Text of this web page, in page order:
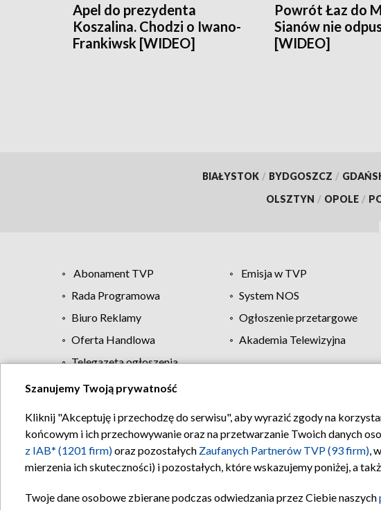
Apel do prezydenta
Koszalina. Chodzi o Iwano-
Frankiwsk [WIDEO]
Powrót Łaz do
Sianów nie
[WIDEO]
BIAŁYSTOK / BYDGOSZCZ /
OLSZTYN / OPOLE /
Abonament TVP Emisja w TVP
Rada Programowa
System NOS
Biuro Reklamy
Ogłoszenie przetargowe
Oferta Handlowa
Akademia Telewizyjna
Telegazeta ogłoszenia
Regulamin TVP Polityka
Szanujemy Twoją prywatność
Kliknij "Akceptuję i przechodzę do serwisu", aby wyrazić zgody na
końcowym i ich przechowywanie oraz na przetwarzanie Twoich danych
z IAB* (1201 firm)oraz pozostałych Zaufanych Partnerów TVP (93 firm),
mierzenia ich skuteczności) i pozostałych, które wskazujemy poniżej, a
Twoje dane osobowe zbierane podczas odwiedzania przez Ciebie naszych